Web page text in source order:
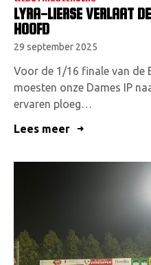
LYRA-LIERSE VERLAAT
HOOFD
29 september 2025
Voor de 1/16 finale van de
moesten onze Dames IP
ervaren ploeg…
Lees meer